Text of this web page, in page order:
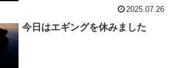
2025.07.26
今日はエギングを休みました